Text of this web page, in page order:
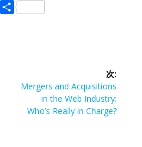
共
次:
次
投
Mergers and Acquisitions
in the Web Industry:
Who’s Really in Charge?